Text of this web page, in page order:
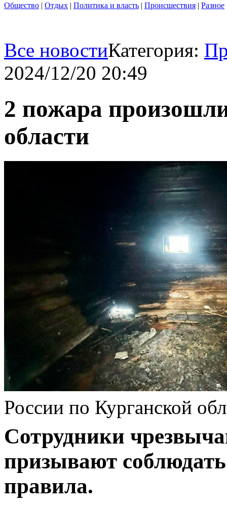
Общество | Отдых | Политика и власть | Происшествия | Разное
Все новостиКатегория:
2024/12/20 20:49
2 пожара
области
России по Курганской
Сотрудники
призывают
правила.